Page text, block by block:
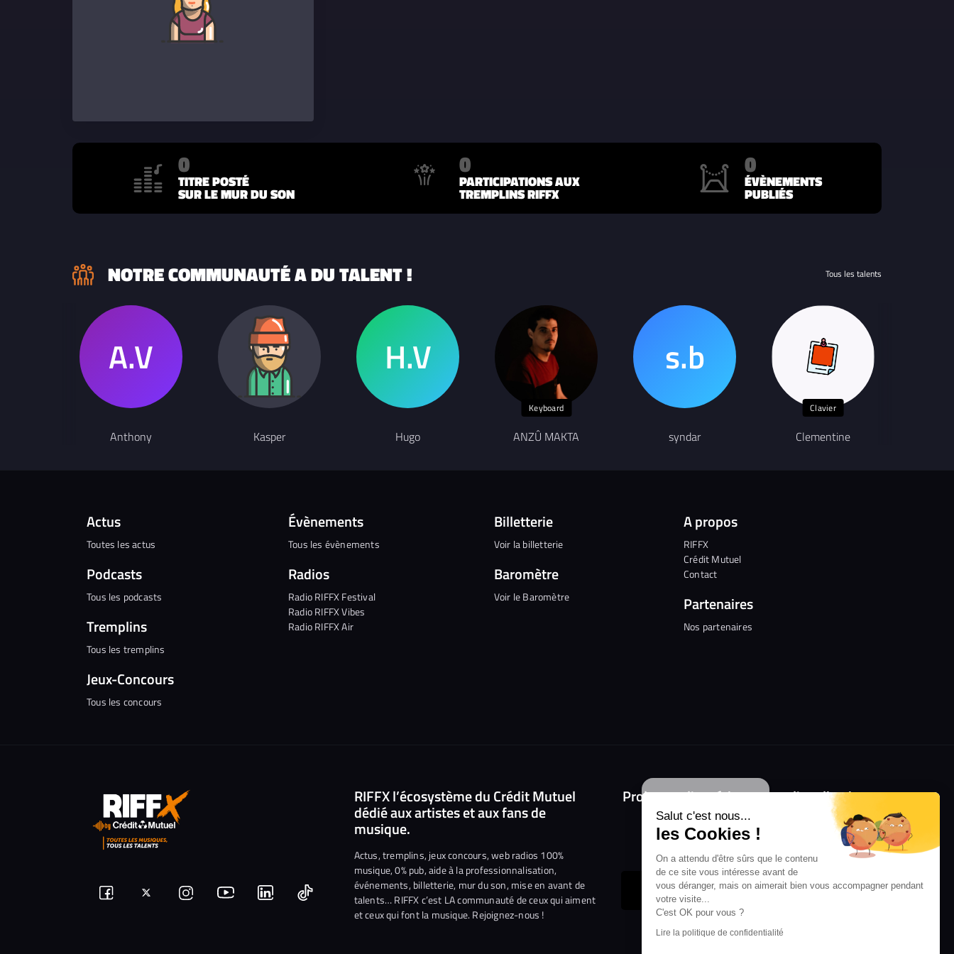
Salut c'est nous...
les Cookies !
On a attendu d'être sûrs que le contenu
de ce site vous intéresse avant de
vous déranger, mais on aimerait bien vous accompagner pendant
votre visite...
C'est OK pour vous ?
Lire la politique de confidentialité
0
TITRE POSTÉ
SUR LE MUR DU SON
0
PARTICIPATIONS AUX
TREMPLINS RIFFX
0
ÉVÈNEMENTS
PUBLIÉS
NOTRE COMMUNAUTÉ A DU TALENT ! Tous les talents
Anthony Kasper Hugo
Keyboard
ANZÛ MAKTA syndar
Clavier
Clementine
Actus
Toutes les actus
Podcasts
Tous les podcasts
Tremplins
Tous les tremplins
Jeux-Concours
Tous les concours
Évènements
Tous les évènements
Radios
Radio RIFFX Festival
Radio RIFFX Vibes
Radio RIFFX Air
Billetterie
Voir la billetterie
Baromètre
Voir le Baromètre
A propos
RIFFX
Crédit Mutuel
Contact
Partenaires
Nos partenaires
Suivez-Suivez-Nous
NousNous Nous
RIFFX l’écosystème du Crédit Mutuel
dédié aux artistes et aux fans de
musique.
Actus, tremplins, jeux concours, web radios 100%
musique, 0% pub, aide à la professionnalisation,
événements, billetterie, mur du son, mise en avant de
talents… RIFFX c’est LA communauté de ceux qui aiment
et ceux qui font la musique. Rejoignez-nous !
Prolongez l'expérience avec l'application
RIFFX !
Disponible sur l'App Store et Google Play